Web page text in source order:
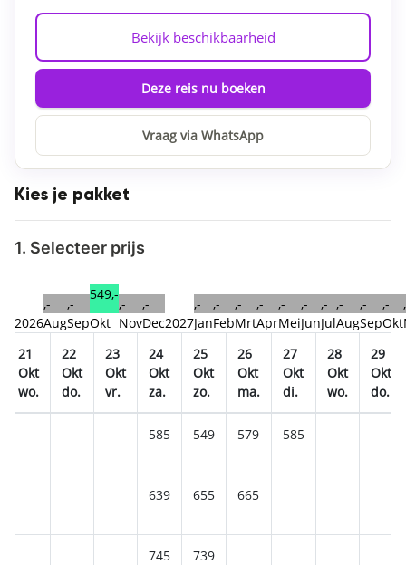
Bekijk beschikbaarheid
Deze reis nu boeken
Vraag via WhatsApp
Kies je pakket
1. Selecteer prijs
2026
,-
Aug
,-
Sep
549,-
Okt
,-
Nov
,-
Dec2027
,-
Jan
,-
Feb
,-
Mrt
,-
Apr
,-
Mei
,-
Jun
,-
Jul
,-
Aug
,-
Sep
,-
Okt
21
Okt
wo.
22
Okt
do.
23
Okt
vr.
24
Okt
za.
25
Okt
zo.
26
Okt
ma.
27
Okt
di.
28
Okt
wo.
29
Okt
do.
585 549 579 585
639 655 665
745 739